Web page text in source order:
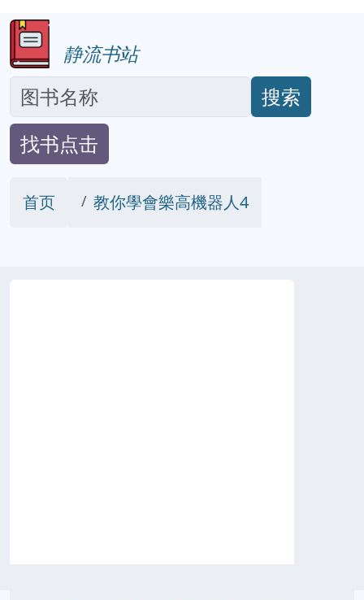
静流书站
搜索
找书点击
首页 教你學會樂高機器人4